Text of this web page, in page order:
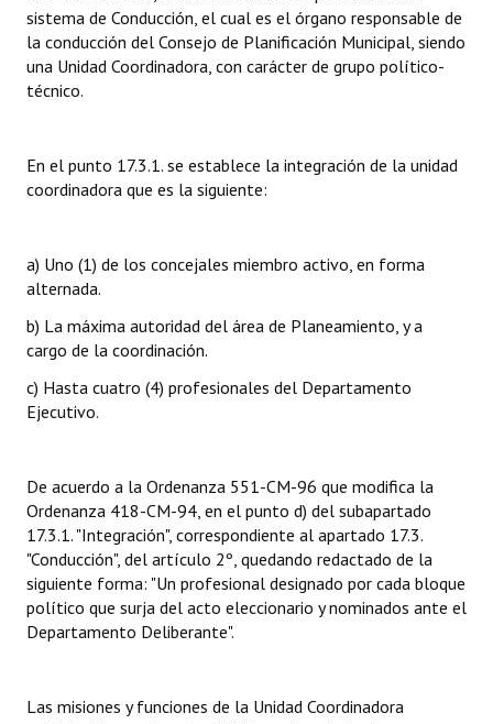
Resoluciones
Resoluciones de Presidencia
Antiguos Pobladores
Registros y Distinciones
Premio al Mérito - Registro
Audiencias Públicas - Registro
Periodistas Decanos - Registro
Ciudadano Ilustre - Registro
Banca del Vecino - Registro
Huéspedes de Honor - Registro
Reconocimientos - Registro
sistema de Conducción, el cual es el órgano responsable de
la conducción del Consejo de Planificación Municipal, siendo
una Unidad Coordinadora, con carácter de grupo político-
técnico.
En el punto 17.3.1. se establece la integración de la unidad
coordinadora que es la siguiente:
a) Uno (1) de los concejales miembro activo, en forma
alternada.
b) La máxima autoridad del área de Planeamiento, y a
cargo de la coordinación.
c) Hasta cuatro (4) profesionales del Departamento
Ejecutivo.
De acuerdo a la Ordenanza 551-CM-96 que modifica la
Ordenanza 418-CM-94, en el punto d) del subapartado
17.3.1. "Integración", correspondiente al apartado 17.3.
"Conducción", del artículo 2º, quedando redactado de la
siguiente forma: "Un profesional designado por cada bloque
político que surja del acto eleccionario y nominados ante el
Departamento Deliberante".
Las misiones y funciones de la Unidad Coordinadora